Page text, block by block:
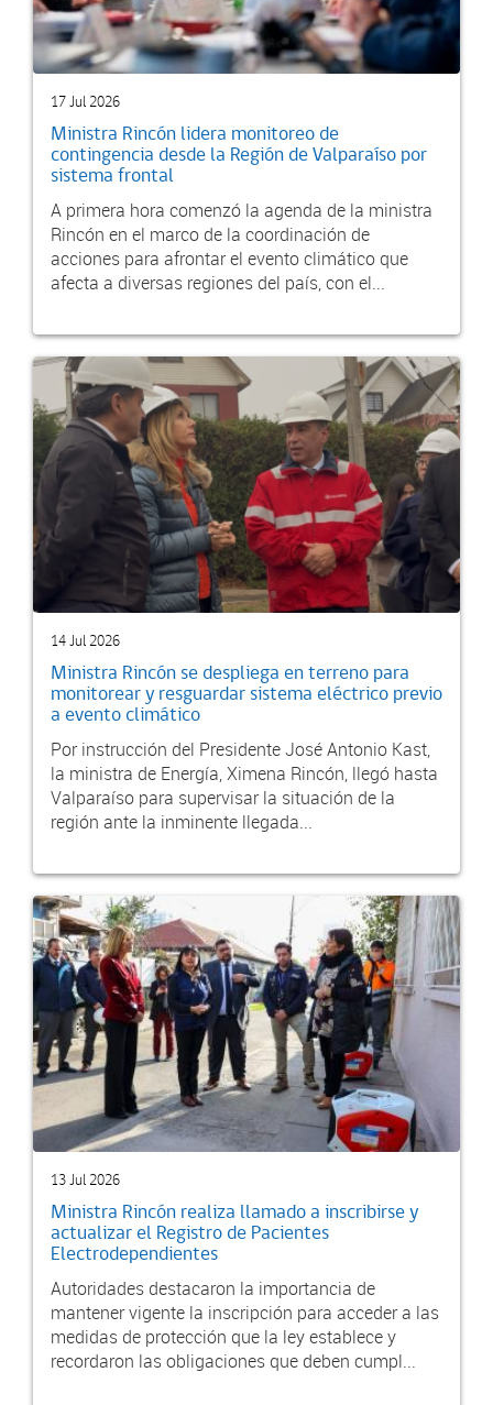
17 Jul 2026
Ministra Rincón lidera monitoreo de
contingencia desde la Región de Valparaíso por
sistema frontal
A primera hora comenzó la agenda de la ministra
Rincón en el marco de la coordinación de
acciones para afrontar el evento climático que
afecta a diversas regiones del país, con el...
14 Jul 2026
Ministra Rincón se despliega en terreno para
monitorear y resguardar sistema eléctrico previo
a evento climático
Por instrucción del Presidente José Antonio Kast,
la ministra de Energía, Ximena Rincón, llegó hasta
Valparaíso para supervisar la situación de la
región ante la inminente llegada...
13 Jul 2026
Ministra Rincón realiza llamado a inscribirse y
actualizar el Registro de Pacientes
Electrodependientes
Autoridades destacaron la importancia de
mantener vigente la inscripción para acceder a las
medidas de protección que la ley establece y
recordaron las obligaciones que deben cumpl...